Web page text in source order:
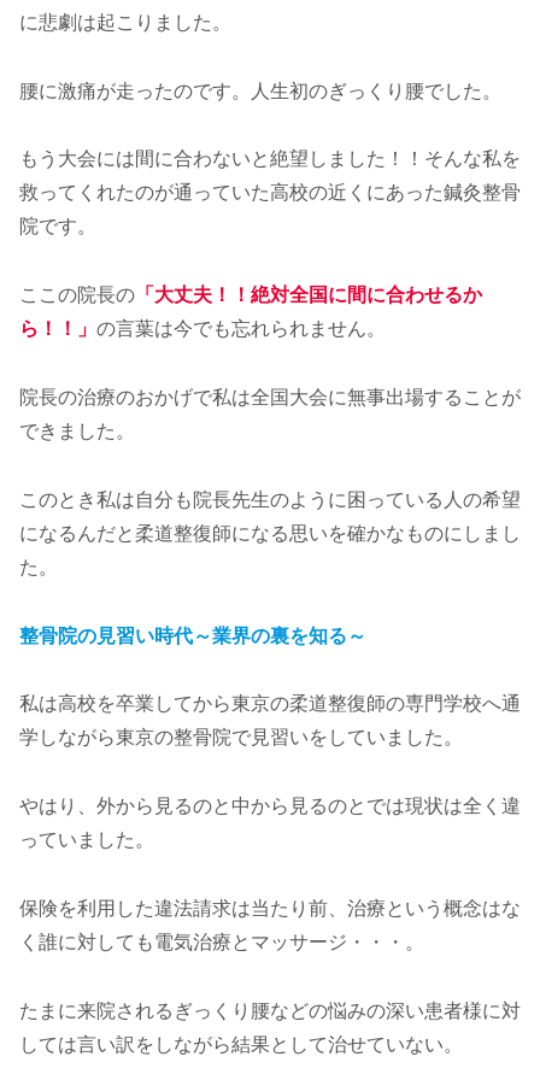
に悲劇は起こりました。
腰に激痛が走ったのです。人生初のぎっくり腰でした。
もう大会には間に合わないと絶望しました！！そんな私を
救ってくれたのが通っていた高校の近くにあった鍼灸整骨
院です。
ここの院長の 「大丈夫！！絶対全国に間に合わせるか
ら！！」 の言葉は今でも忘れられません。
院長の治療のおかげで私は全国大会に無事出場することが
できました。
このとき私は自分も院長先生のように困っている人の希望
になるんだと柔道整復師になる思いを確かなものにしまし
た。
整骨院の見習い時代～業界の裏を知る～
私は高校を卒業してから東京の柔道整復師の専門学校へ通
学しながら東京の整骨院で見習いをしていました。
やはり、外から見るのと中から見るのとでは現状は全く違
っていました。
保険を利用した違法請求は当たり前、治療という概念はな
く誰に対しても電気治療とマッサージ・・・。
たまに来院されるぎっくり腰などの悩みの深い患者様に対
しては言い訳をしながら結果として治せていない。